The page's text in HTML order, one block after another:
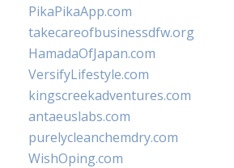
PikaPikaApp.com
takecareofbusinessdfw.org
HamadaOfJapan.com
VersifyLifestyle.com
kingscreekadventures.com
antaeuslabs.com
purelycleanchemdry.com
WishOping.com